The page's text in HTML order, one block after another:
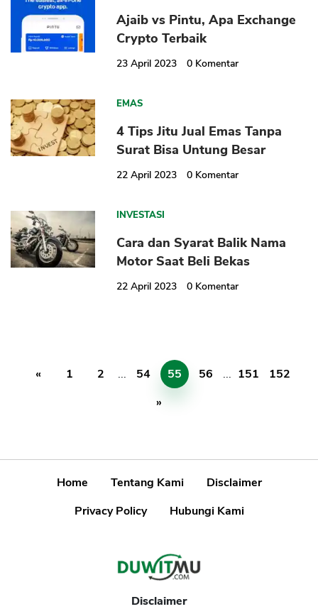
Ajaib vs Pintu, Apa Exchange
Crypto Terbaik
23 April 2023 0 Komentar
EMAS
4 Tips Jitu Jual Emas Tanpa
Surat Bisa Untung Besar
22 April 2023 0 Komentar
INVESTASI
Cara dan Syarat Balik Nama
Motor Saat Beli Bekas
22 April 2023 0 Komentar
« 1 2 ... 54 55 56 ... 151
152
»
Home Tentang Kami
Disclaimer
Privacy Policy
Hubungi Kami
Disclaimer